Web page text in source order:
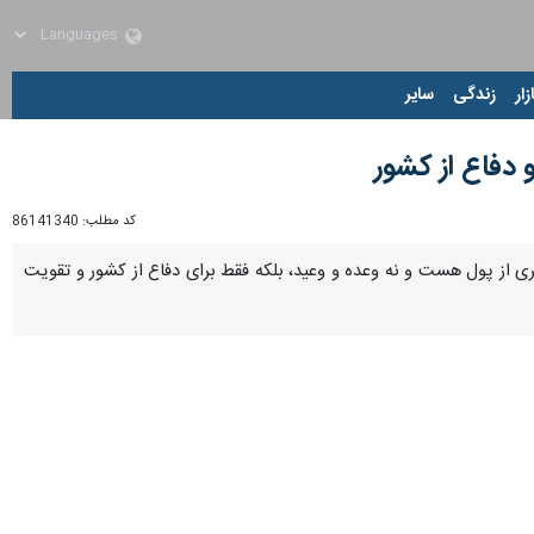
زندگی سایر
از کشور
کد مطلب: 86141340